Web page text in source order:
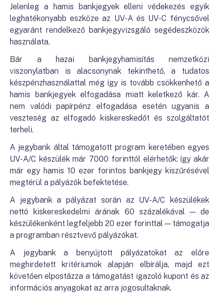
Jelenleg a hamis bankjegyek elleni védekezés egyik
leghatékonyabb eszköze az UV-A és UV-C fénycsővel
egyaránt rendelkező bankjegyvizsgáló segédeszközök
használata.
Bár a hazai bankjegyhamisítás nemzetközi
viszonylatban is alacsonynak tekinthető, a tudatos
készpénzhasználattal még így is tovább csökkenhető a
hamis bankjegyek elfogadása miatt keletkező kár. A
nem valódi papírpénz elfogadása esetén ugyanis a
veszteség az elfogadó kiskereskedőt és szolgáltatót
terheli.
A jegybank által támogatott program keretében egyes
UV-A/C készülék már 7000 forinttól elérhetők: így akár
már egy hamis 10 ezer forintos bankjegy kiszűrésével
megtérül a pályázók befektetése.
A jegybank a pályázat során az UV-A/C készülékek
nettó kiskereskedelmi árának 60 százalékával — de
készülékenként legfeljebb 20 ezer forinttal — támogatja
a programban résztvevő pályázókat.
A jegybank a benyújtott pályázatokat az előre
meghirdetett kritériumok alapján elbírálja, majd ezt
követően elpostázza a támogatást igazoló kupont és az
információs anyagokat az arra jogosultaknak.